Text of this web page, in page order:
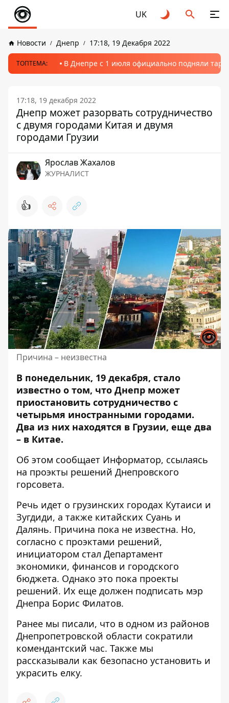
UK
Новости Днепр 17:18, 19 Декабря 2022
ТОПТЕМА: В Днепре с 1 июля официально подняли
17:18, 19 декабря 2022
Днепр может разорвать сотрудничество
с двумя городами Китая и двумя
городами Грузии
Ярослав Жахалов
ЖУРНАЛИСТ
👍
Причина – неизвестна
В понедельник, 19 декабря, стало
известно о том, что Днепр может
приостановить сотрудничество с
четырьмя иностранными городами.
Два из них находятся в Грузии, еще два
– в Китае.
Об этом сообщает Информатор, ссылаясь
на проэкты решений Днепровского
горсовета.
Речь идет о грузинских городах Кутаиси и
Зугдиди, а также китайских Суань и
Далянь. Причина пока не известна. Но,
согласно с проэктами решений,
инициатором стал Департамент
экономики, финансов и городского
бюджета. Однако это пока проекты
решений. Их еще должен подписать мэр
Днепра Борис Филатов.
Ранее мы писали, что в одном из районов
Днепропетровской области сократили
комендантский час. Также мы
рассказывали как безопасно установить и
украсить елку.